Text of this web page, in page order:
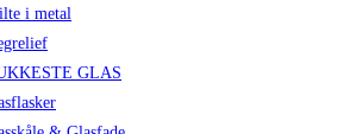
i metal
GLAS